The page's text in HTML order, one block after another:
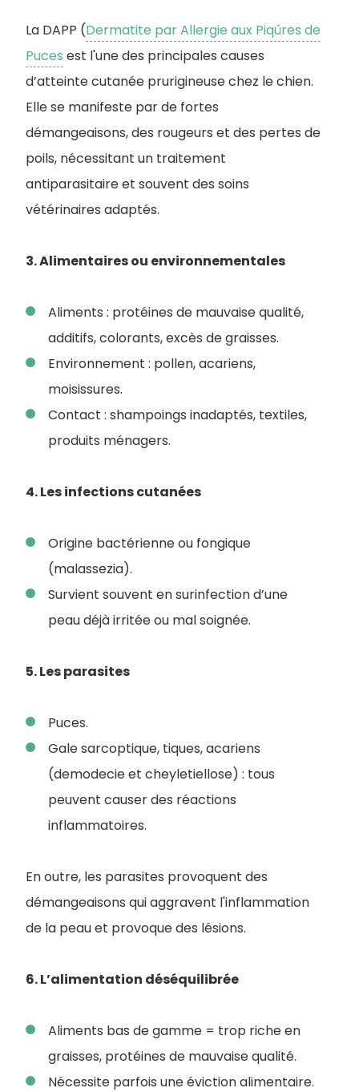
La DAPP (Dermatite par Allergie aux Piqûres de
Puces est l'une des principales causes
d’atteinte cutanée prurigineuse chez le chien.
Elle se manifeste par de fortes
démangeaisons, des rougeurs et des pertes de
poils, nécessitant un traitement
antiparasitaire et souvent des soins
vétérinaires adaptés.
3. Alimentaires ou environnementales
Aliments : protéines de mauvaise qualité,
additifs, colorants, excès de graisses.
Environnement : pollen, acariens,
moisissures.
Contact : shampoings inadaptés, textiles,
produits ménagers.
4. Les infections cutanées
Origine bactérienne ou fongique
(malassezia).
Survient souvent en surinfection d’une
peau déjà irritée ou mal soignée.
5. Les parasites
Puces.
Gale sarcoptique, tiques, acariens
(demodecie et cheyletiellose) : tous
peuvent causer des réactions
inflammatoires.
En outre, les parasites provoquent des
démangeaisons qui aggravent l'inflammation
de la peau et provoque des lésions.
6. L’alimentation déséquilibrée
Aliments bas de gamme = trop riche en
graisses, protéines de mauvaise qualité.
Nécessite parfois une éviction alimentaire.